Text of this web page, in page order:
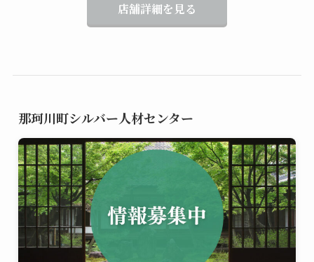
店舗詳細を見る
那珂川町シルバー人材センター